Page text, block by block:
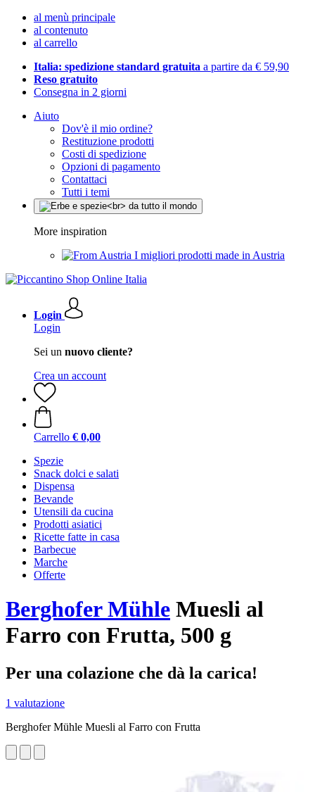
al menù principale
al contenuto
al carrello
Italia: spedizione standard gratuita a partire da € 59,90
Reso gratuito
Consegna in 2 giorni
Aiuto
Dov'è il mio ordine?
Restituzione prodotti
Costi di spedizione
Opzioni di pagamento
Contattaci
Tutti i temi
More inspiration
I migliori prodotti made in Austria
Login
Login
Sei un nuovo cliente?
Crea un account
Carrello € 0,00
Spezie
Snack dolci e salati
Dispensa
Bevande
Utensili da cucina
Prodotti asiatici
Ricette fatte in casa
Barbecue
Marche
Offerte
Berghofer Mühle Muesli al
Farro con Frutta, 500 g
Per una colazione che dà la carica!
1 valutazione
Berghofer Mühle Muesli al Farro con Frutta